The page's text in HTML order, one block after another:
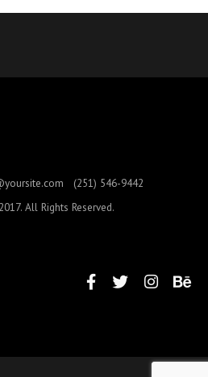
(251) 546-9442
All Rights Reserved.